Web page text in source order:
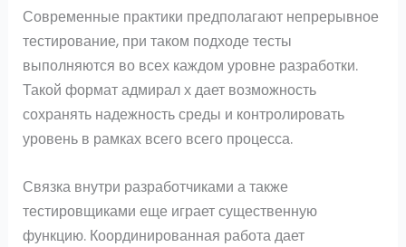
Современные практики предполагают непрерывное
тестирование, при таком подходе тесты
выполняются во всех каждом уровне разработки.
Такой формат адмирал х дает возможность
сохранять надежность среды и контролировать
уровень в рамках всего всего процесса.
Связка внутри разработчиками а также
тестировщиками еще играет существенную
функцию. Координированная работа дает